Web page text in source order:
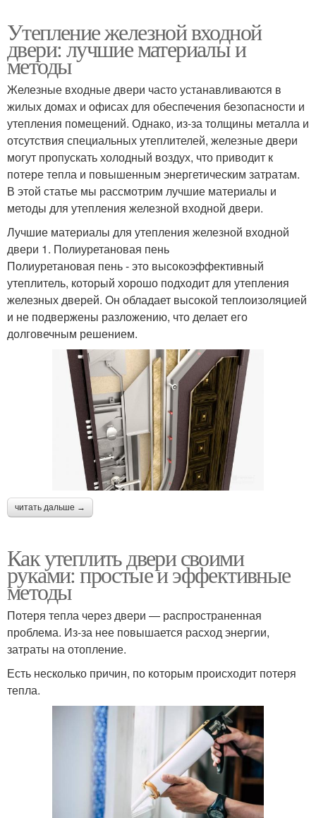
Утепление железной входной
двери: лучшие материалы и
методы
Железные входные двери часто устанавливаются в
жилых домах и офисах для обеспечения безопасности и
утепления помещений. Однако, из-за толщины металла и
отсутствия специальных утеплителей, железные двери
могут пропускать холодный воздух, что приводит к
потере тепла и повышенным энергетическим затратам.
В этой статье мы рассмотрим лучшие материалы и
методы для утепления железной входной двери.
Лучшие материалы для утепления железной входной
двери 1. Полиуретановая пень
Полиуретановая пень - это высокоэффективный
утеплитель, который хорошо подходит для утепления
железных дверей. Он обладает высокой теплоизоляцией
и не подвержены разложению, что делает его
долговечным решением.
читать дальше →
Как утеплить двери своими
руками: простые и эффективные
методы
Потеря тепла через двери — распространенная
проблема. Из-за нее повышается расход энергии,
затраты на отопление.
Есть несколько причин, по которым происходит потеря
тепла.